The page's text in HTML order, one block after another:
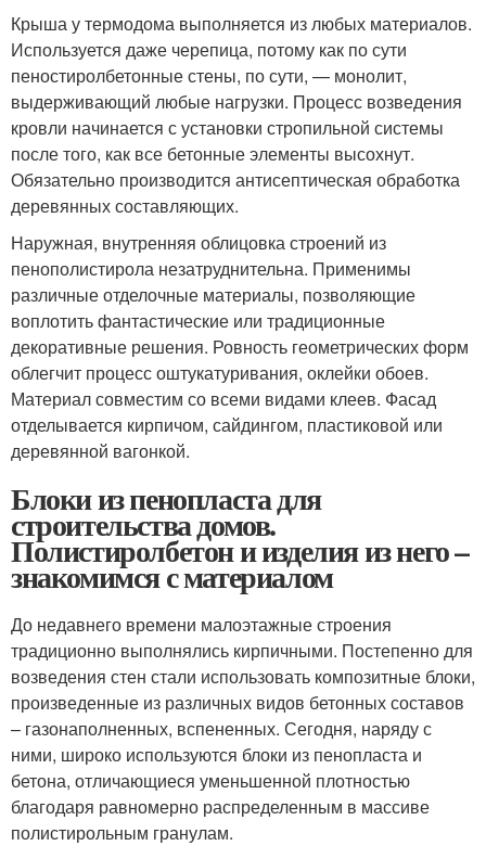
Крыша у термодома выполняется из любых материалов.
Используется даже черепица, потому как по сути
пеностиролбетонные стены, по сути, — монолит,
выдерживающий любые нагрузки. Процесс возведения
кровли начинается с установки стропильной системы
после того, как все бетонные элементы высохнут.
Обязательно производится антисептическая обработка
деревянных составляющих.
Наружная, внутренняя облицовка строений из
пенополистирола незатруднительна. Применимы
различные отделочные материалы, позволяющие
воплотить фантастические или традиционные
декоративные решения. Ровность геометрических форм
облегчит процесс оштукатуривания, оклейки обоев.
Материал совместим со всеми видами клеев. Фасад
отделывается кирпичом, сайдингом, пластиковой или
деревянной вагонкой.
Блоки из пенопласта для
строительства домов.
Полистиролбетон и изделия из него –
знакомимся с материалом
До недавнего времени малоэтажные строения
традиционно выполнялись кирпичными. Постепенно для
возведения стен стали использовать композитные блоки,
произведенные из различных видов бетонных составов
– газонаполненных, вспененных. Сегодня, наряду с
ними, широко используются блоки из пенопласта и
бетона, отличающиеся уменьшенной плотностью
благодаря равномерно распределенным в массиве
полистирольным гранулам.